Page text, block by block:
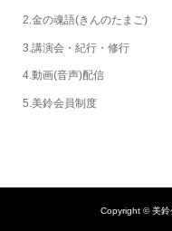
2.金の魂語(きんのたまご)
3.講演会・紀行・修行
4.動画(音声)配信
5.美鈴会員制度
Copyright ©美鈴